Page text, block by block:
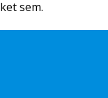
sem.